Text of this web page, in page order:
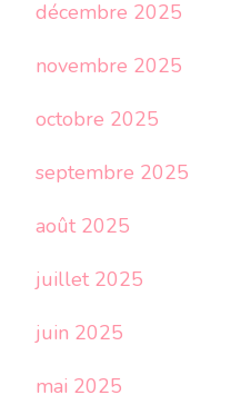
décembre 2025
novembre 2025
octobre 2025
septembre 2025
août 2025
juillet 2025
juin 2025
mai 2025